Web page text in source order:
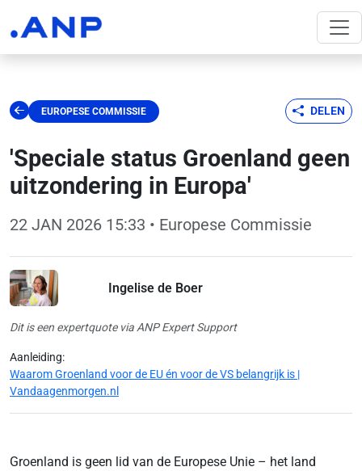
EUROPESE COMMISSIE DELEN
'Speciale status Groenland geen
uitzondering in Europa'
22 JAN 2026 15:33 • Europese Commissie
Ingelise de Boer
Dit is een expertquote via ANP Expert Support
Aanleiding:
Waarom Groenland voor de EU én voor de VS belangrijk is |
Vandaagenmorgen.nl
Groenland is geen lid van de Europese Unie – het land